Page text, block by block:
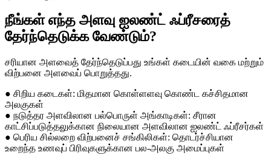
நீங்கள் எந்த அளவு ஐலண்ட் ஃப்ரீசரைத்
தேர்ந்தெடுக்க வேண்டும்?
சரியான அளவைத் தேர்ந்தெடுப்பது உங்கள் கடையின் வகை மற்றும்
விற்பனை அளவைப் பொறுத்தது.
● சிறிய கடைகள்: மிதமான கொள்ளளவு கொண்ட கச்சிதமான
அலகுகள்
● நடுத்தர அளவிலான பல்பொருள் அங்காடிகள்: சீரான
காட்சிப்படுத்தலுக்கான நிலையான அளவிலான ஐலண்ட் ஃப்ரீசர்கள்
● பெரிய சில்லறை விற்பனைச் சங்கிலிகள்: தொடர்ச்சியான
உறைந்த உணவுப் பிரிவுகளுக்கான பல-அலகு அமைப்புகள்